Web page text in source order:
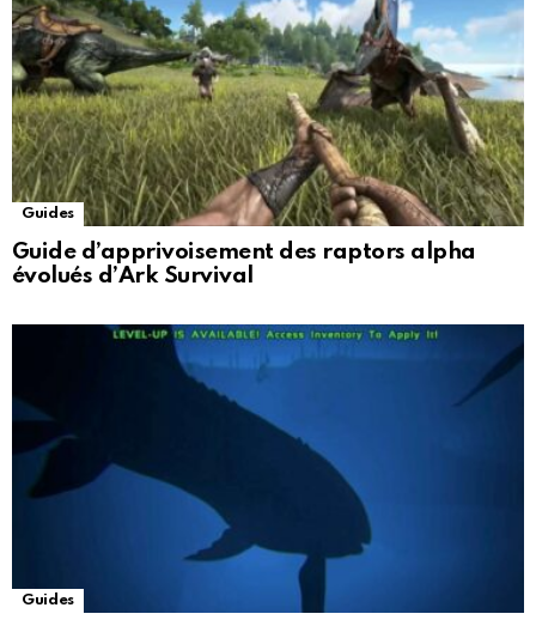
Guides
Guide d’apprivoisement des raptors alpha
évolués d’Ark Survival
Guides